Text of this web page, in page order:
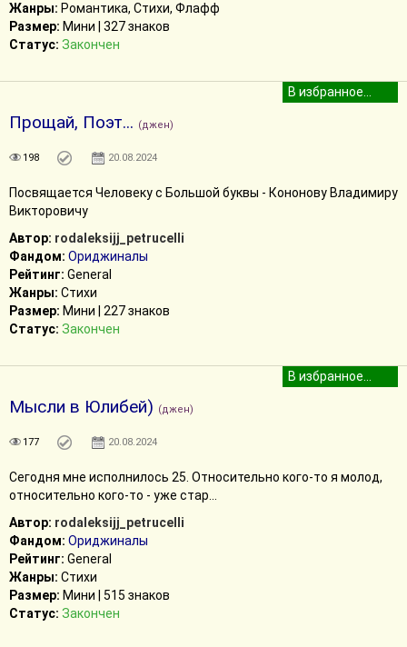
Жанры: Романтика, Стихи, Флафф
Размер: Мини | 327 знаков
Статус: Закончен
Прощай, Поэт... (джен)
198 20.08.2024
Посвящается Человеку с Большой буквы - Кононову Владимиру
Викторовичу
Автор: rodaleksijj_petrucelli
Фандом: Ориджиналы
Рейтинг: General
Жанры: Стихи
Размер: Мини | 227 знаков
Статус: Закончен
Мысли в Юлибей) (джен)
177 20.08.2024
Сегодня мне исполнилось 25. Относительно кого-то я молод,
относительно кого-то - уже стар...
Автор: rodaleksijj_petrucelli
Фандом: Ориджиналы
Рейтинг: General
Жанры: Стихи
Размер: Мини | 515 знаков
Статус: Закончен